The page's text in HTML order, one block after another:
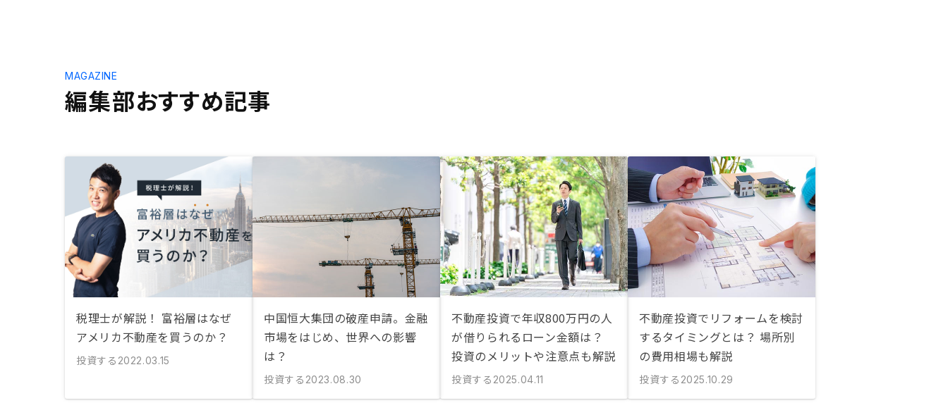
編集部おすすめ記事
MAGAZINE
税理士が解説！ 富裕層はなぜ
アメリカ不動産を買うのか？
投資する 2022.03.15
中国恒大集団の破産申請。金融
市場をはじめ、世界への影響
は？
投資する 2023.08.30
不動産投資で年収800万円の人
が借りられるローン金額は？
投資のメリットや注意点も解説
投資する 2025.04.11
不動産投資でリフォームを検討
するタイミングとは？ 場所別
の費用相場も解説
投資する 2025.10.29